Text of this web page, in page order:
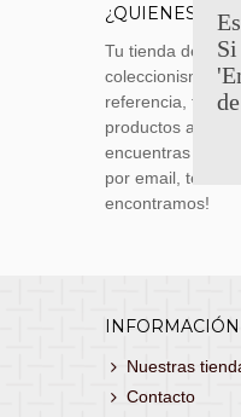
¿QUIENES
Tu tienda de
coleccionismo y
referencia,
productos a los
encuentras lo
por email,
encontramos!
INFORMACIÓN
Nuestras
Contacto